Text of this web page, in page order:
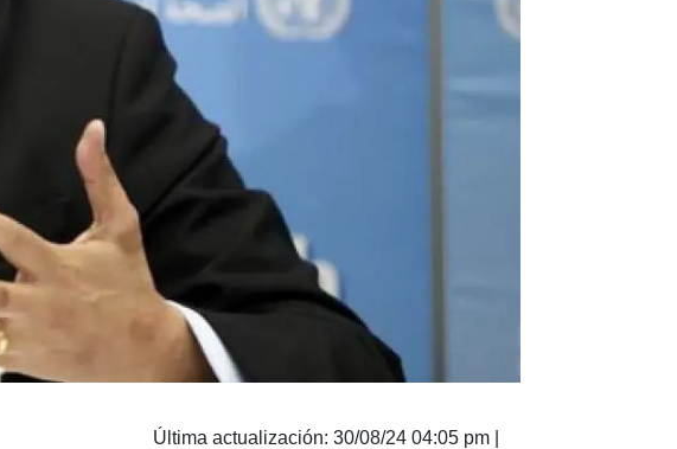
Última actualización: 30/08/24 04:05 pm